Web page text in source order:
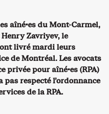
aîné·es du Mont-Carmel,
Zavriyev, le
livré mardi leurs
de Montréal. Les avocats
privée pour aîné·es (RPA)
pas respecté l’ordonnance
de la RPA.